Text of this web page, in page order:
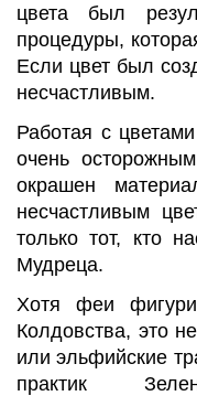
цвета был
процедуры,
Если цвет был
несчастливым.
Работая с
очень
окрашен
несчастливым
только тот, кто
Мудреца.
Хотя феи
Колдовства, это
или эльфийские
практик